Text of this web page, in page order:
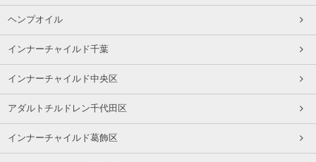
ヘンプオイル
インナーチャイルド千葉
インナーチャイルド中央区
アダルトチルドレン千代田区
インナーチャイルド葛飾区